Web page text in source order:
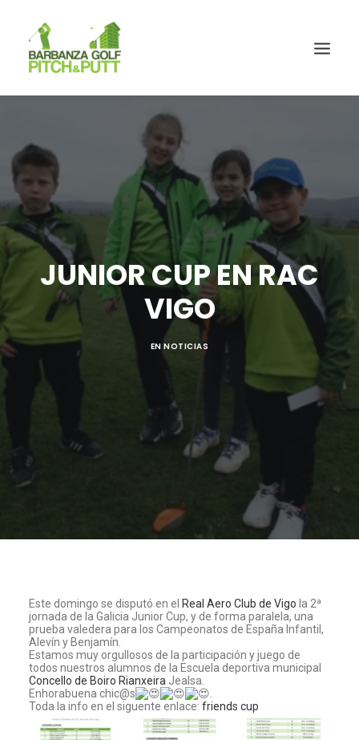
JUNIOR CUP EN RAC
VIGO
ENNOTICIAS
Este domingo se disputó en el Real Aero Club de Vigo la 2ª
jornada de la Galicia Junior Cup, y de forma paralela, una
prueba valedera para los Campeonatos de España Infantil,
Alevín y Benjamín.
Estamos muy orgullosos de la participación y juego de
todos nuestros alumnos de la Escuela deportiva municipal
Concello de Boiro Rianxeira Jealsa.
Enhorabuena chic@s
Toda la info en el siguente enlace: friends cup